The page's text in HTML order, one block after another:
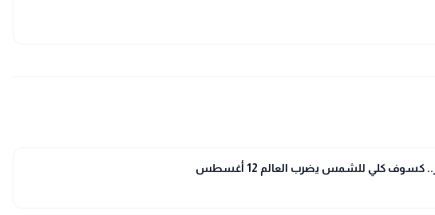
كسوف كلي للشمس يضرب العالم 12 أغسطس